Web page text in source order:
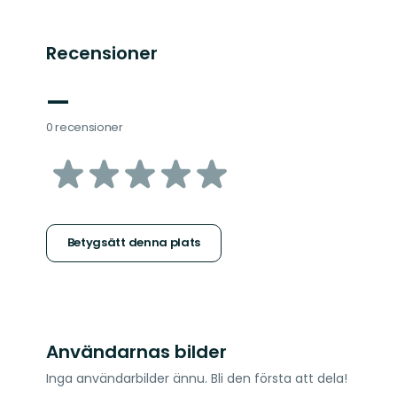
Recensioner
—
0 recensioner
av
stjärnor
Betygsätt denna plats
Användarnas bilder
Inga användarbilder ännu. Bli den första att dela!